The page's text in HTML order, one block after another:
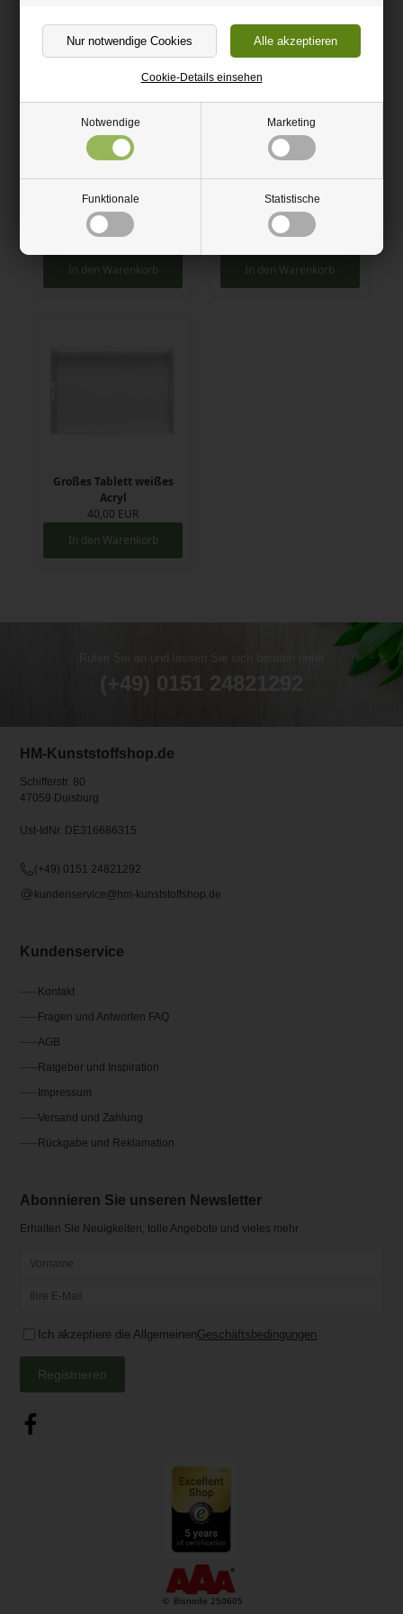
Notwendige Marketing
Funktionale Statistische
Cookie-Details einsehen
Großes Tablett oranges
Acryl
In den Warenkorb
Großes Tablett schwarzes
Acryl
In den Warenkorb
Großes Tablett weißes
Acryl
40,00 EUR
In den Warenkorb
Rufen Sie an und lassen Sie sich beraten unter
(+49) 0151 24821292
HM-Kunststoffshop.de
Schifferstr. 80
47059 Duisburg
Ust-IdNr. DE316686315
(+49) 0151 24821292
kundenservice@hm-kunststoffshop.de
Kundenservice
Kontakt
Fragen und Antworten FAQ
AGB
Ratgeber und Inspiration
Impressum
Versand und Zahlung
Rückgabe und Reklamation
Abonnieren Sie unseren Newsletter
Erhalten Sie Neuigkeiten, tolle Angebote und vieles mehr
Ich akzeptiere die AllgemeinenGeschäftsbedingungen
Registrieren